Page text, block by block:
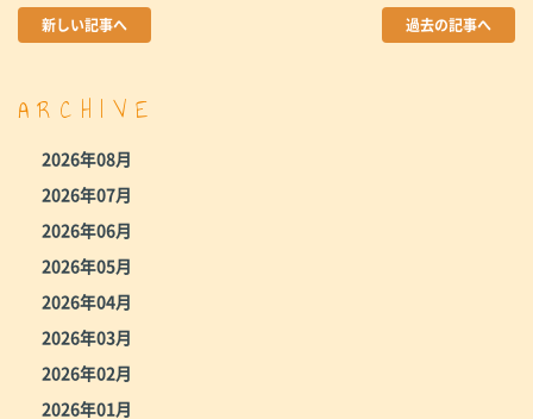
新しい記事へ 過去の記事へ
ARCHIVE
2026年08月
2026年07月
2026年06月
2026年05月
2026年04月
2026年03月
2026年02月
2026年01月